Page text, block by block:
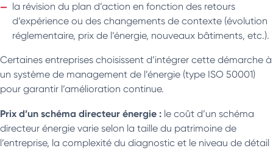
la révision du plan d’action en fonction des retours
d’expérience ou des changements de contexte (évolution
réglementaire, prix de l’énergie, nouveaux bâtiments, etc.).
Certaines entreprises choisissent d’intégrer cette démarche à
un système de management de l’énergie (type ISO 50001)
pour garantir l’amélioration continue.
Prix d’un schéma directeur énergie : le coût d’un schéma
directeur énergie varie selon la taille du patrimoine de
l’entreprise, la complexité du diagnostic et le niveau de détail